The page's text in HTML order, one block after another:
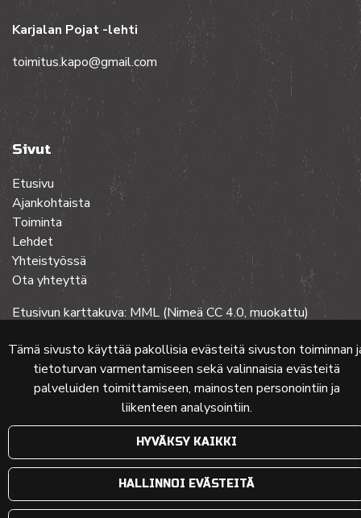
Tämä sivusto käyttää pakollisia evästeitä sivuston toiminnan
tietoturvan varmentamiseen sekä valinnaisia evästeitä
palveluiden toimittamiseen, mainosten personointiin ja
liikenteen analysointiin.
HYVÄKSY KAIKKI
HALLINNOI EVÄSTEITÄ
Karjalan Pojat -lehti
toimitus.kapo@gmail.com
Sivut
Etusivu
Ajankohtaista
Toiminta
Lehdet
Yhteistyössä
Ota yhteyttä
Etusivun karttakuva: MML (Nimeä CC 4.0, muokattu)
© 2024 PKMT | VerkkosivuatFlow Oy